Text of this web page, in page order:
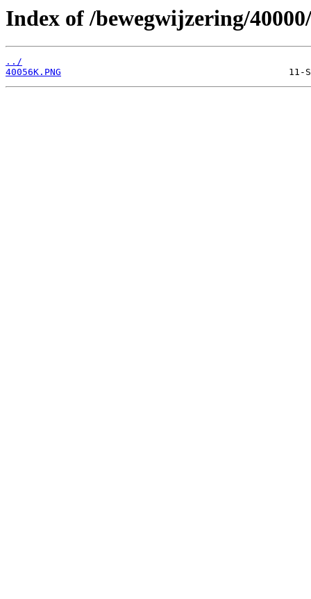
Index of /bewegwijzering/
../
40056K.PNG